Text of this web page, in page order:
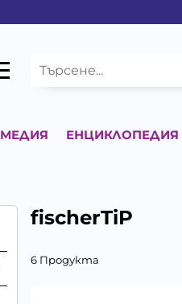
МЕДИЯ ЕНЦИКЛОПЕДИЯ
fischerTiP
6 Продукта